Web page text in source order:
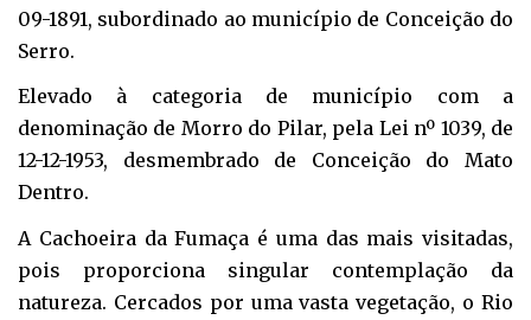
09-1891, subordinado ao município de Conceição do
Serro.
Elevado à categoria de município com a
denominação de Morro do Pilar, pela Lei nº 1039, de
12-12-1953, desmembrado de Conceição do Mato
Dentro.
A Cachoeira da Fumaça é uma das mais visitadas,
pois proporciona singular contemplação da
natureza. Cercados por uma vasta vegetação, o Rio